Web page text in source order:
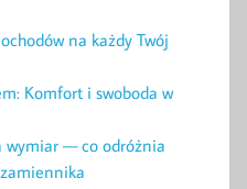
na każdy Twój
Komfort i swoboda w
wymiar — co odróżnia